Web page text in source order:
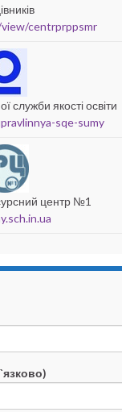
centrprppsmr
служби якості освіти
sqe-sumy
центр №1